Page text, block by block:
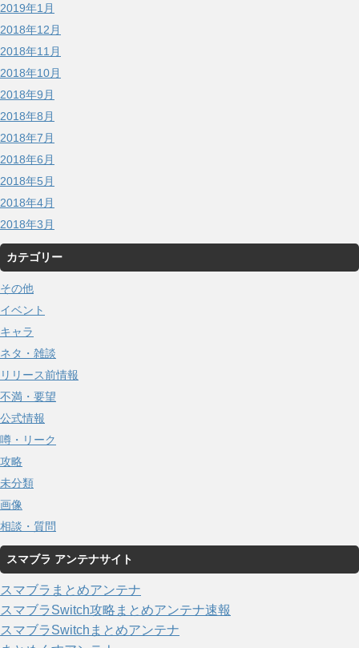
2019年1月
2018年12月
2018年11月
2018年10月
2018年9月
2018年8月
2018年7月
2018年6月
2018年5月
2018年4月
2018年3月
カテゴリー
その他
イベント
キャラ
ネタ・雑談
リリース前情報
不満・要望
公式情報
噂・リーク
攻略
未分類
画像
相談・質問
スマブラ アンテナサイト
スマブラまとめアンテナ
スマブラSwitch攻略まとめアンテナ速報
スマブラSwitchまとめアンテナ